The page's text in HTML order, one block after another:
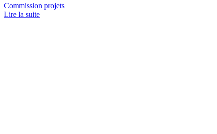
Commission projets
Lire la suite